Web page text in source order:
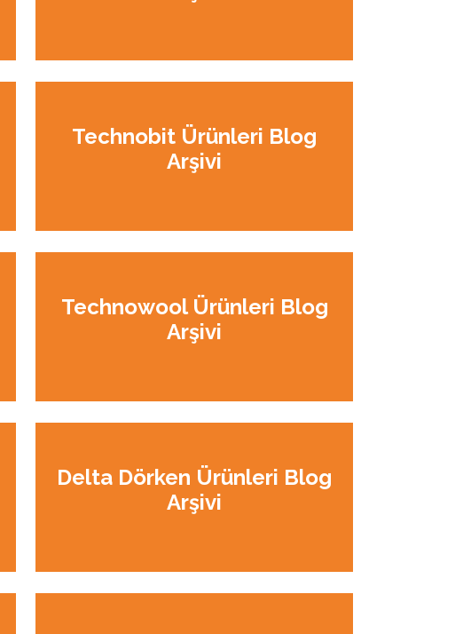
Technobit Ürünleri Blog
Arşivi
Technowool Ürünleri Blog
Arşivi
Delta Dörken Ürünleri Blog
Arşivi